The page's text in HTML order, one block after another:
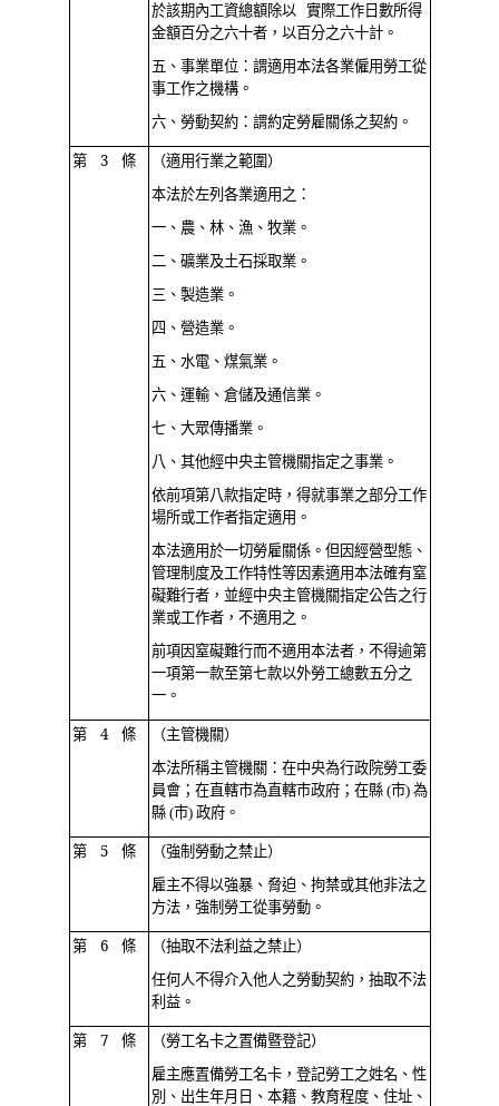
於該期內工資總額除以 實際工作日數所得
金額百分之六十者，以百分之六十計。
五、事業單位：謂適用本法各業僱用勞工從
事工作之機構。
六、勞動契約：謂約定勞雇關係之契約。
第 3 條
（適用行業之範圍）
本法於左列各業適用之：
一、農、林、漁、牧業。
二、礦業及土石採取業。
三、製造業。
四、營造業。
五、水電、煤氣業。
六、運輸、倉儲及通信業。
七、大眾傳播業。
八、其他經中央主管機關指定之事業。
依前項第八款指定時，得就事業之部分工作
場所或工作者指定適用。
本法適用於一切勞雇關係。但因經營型態、
管理制度及工作特性等因素適用本法確有窒
礙難行者，並經中央主管機關指定公告之行
業或工作者，不適用之。
前項因窒礙難行而不適用本法者，不得逾第
一項第一款至第七款以外勞工總數五分之
一。
第 4 條
（主管機關）
本法所稱主管機關：在中央為行政院勞工委
員會；在直轄市為直轄市政府；在縣 (市) 為
縣 (市) 政府。
第 5 條
（強制勞動之禁止）
雇主不得以強暴、脅迫、拘禁或其他非法之
方法，強制勞工從事勞動。
第 6 條
（抽取不法利益之禁止）
任何人不得介入他人之勞動契約，抽取不法
利益。
第 7 條
（勞工名卡之置備暨登記）
雇主應置備勞工名卡，登記勞工之姓名、性
別、出生年月日、本籍、教育程度、住址、